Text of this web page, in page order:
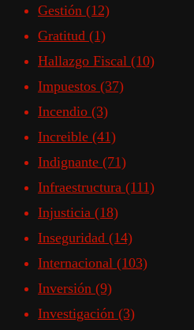
Gestión (12)
Gratitud (1)
Hallazgo Fiscal (10)
Impuestos (37)
Incendio (3)
Increible (41)
Indignante (71)
Infraestructura (111)
Injusticia (18)
Inseguridad (14)
Internacional (103)
Inversión (9)
Investigación (3)